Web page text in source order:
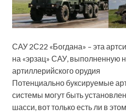
САУ 2С22 «Богдана» – эта
на «эрзац» САУ, выполненную
артиллерийского орудия
Потенциально буксируемые
системы могут быть
шасси, вот только есть ли в